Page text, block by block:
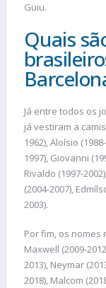
Guiu.
Quais
Já entre todos os
já vestiram a
1962), Aloísio
1997), Giovanni
Rivaldo (1997-
(2004-2007),
2003).
Por fim, os nomes
Maxwell (2009-
2013), Neymar
2018), Malcom